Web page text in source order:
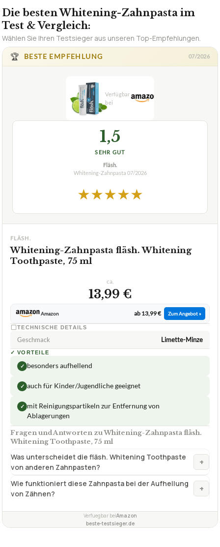
Die besten Whitening-Zahnpasta im
Test & Vergleich:
Wählen Sie Ihren Testsieger aus unseren Top-Empfehlungen.
🏆
BESTE EMPFEHLUNG 07/2026
1,5
SEHR GUT
Fläsh.
Whitening-Zahnpasta 07/2026
★★★★★
FLÄSH.
Whitening-Zahnpasta fläsh. Whitening
Toothpaste, 75 ml
ca.
13,99 €
Amazon ab 13,99 € Zum Angebot »
TECHNISCHE DETAILS
Geschmack Limette-Minze
✓ VORTEILE
✓ besonders aufhellend
✓ auch für Kinder/Jugendliche geeignet
✓ mit Reinigungspartikeln zur Entfernung von
Ablagerungen
Fragen und Antworten zu Whitening-Zahnpasta fläsh.
Whitening Toothpaste, 75 ml
Was unterscheidet die fläsh. Whitening Toothpaste
von anderen Zahnpasten?
+
Wie funktioniert diese Zahnpasta bei der Aufhellung
von Zähnen?
+
Verfuegbar beiAmazon
beste-testsieger.de